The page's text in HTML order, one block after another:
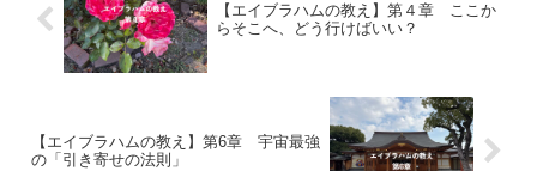
【エイブラハムの教え】第４章 ここか
らそこへ、どう行けばいい？
【エイブラハムの教え】第6章 宇宙最強
の「引き寄せの法則」